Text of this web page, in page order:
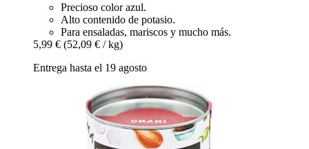
Precioso color azul.
Alto contenido de potasio.
Para ensaladas, mariscos y mucho más.
5,99 € (52,09 € / kg)
Entrega hasta el 19 agosto